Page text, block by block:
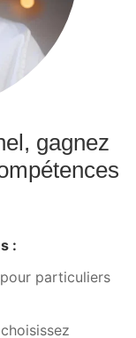
gagnez
:
particuliers